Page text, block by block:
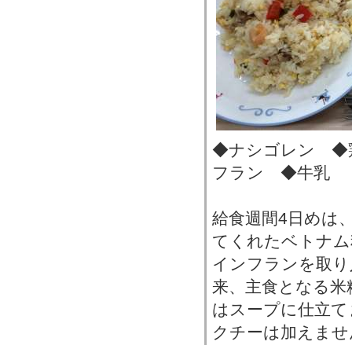
◆ナシゴレン ◆
フラン ◆牛乳
給食週間4日めは
てくれたベトナ
インフランを取
来、主食となる
はスープに仕立
クチーは加えま